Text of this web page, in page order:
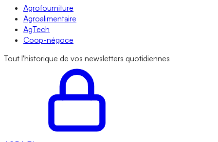
Agrofourniture
Agroalimentaire
AgTech
Coop-négoce
Tout l'historique de vos newsletters quotidiennes